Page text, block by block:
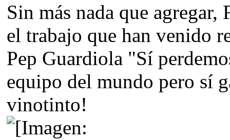
Sin más nada que
el trabajo que han venido
Pep Guardiola "Sí
equipo del mundo pero sí
vinotinto!